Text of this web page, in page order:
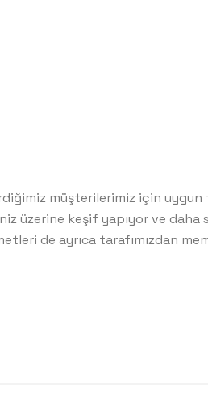
müşterilerimiz için uygun
üzerine keşif yapıyor ve daha
de ayrıca tarafımızdan